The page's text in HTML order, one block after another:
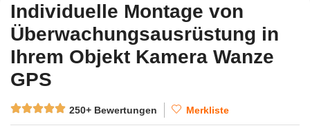
Individuelle Montage von
Überwachungsausrüstung in
Ihrem Objekt Kamera Wanze
GPS
250+ Bewertungen Merkliste